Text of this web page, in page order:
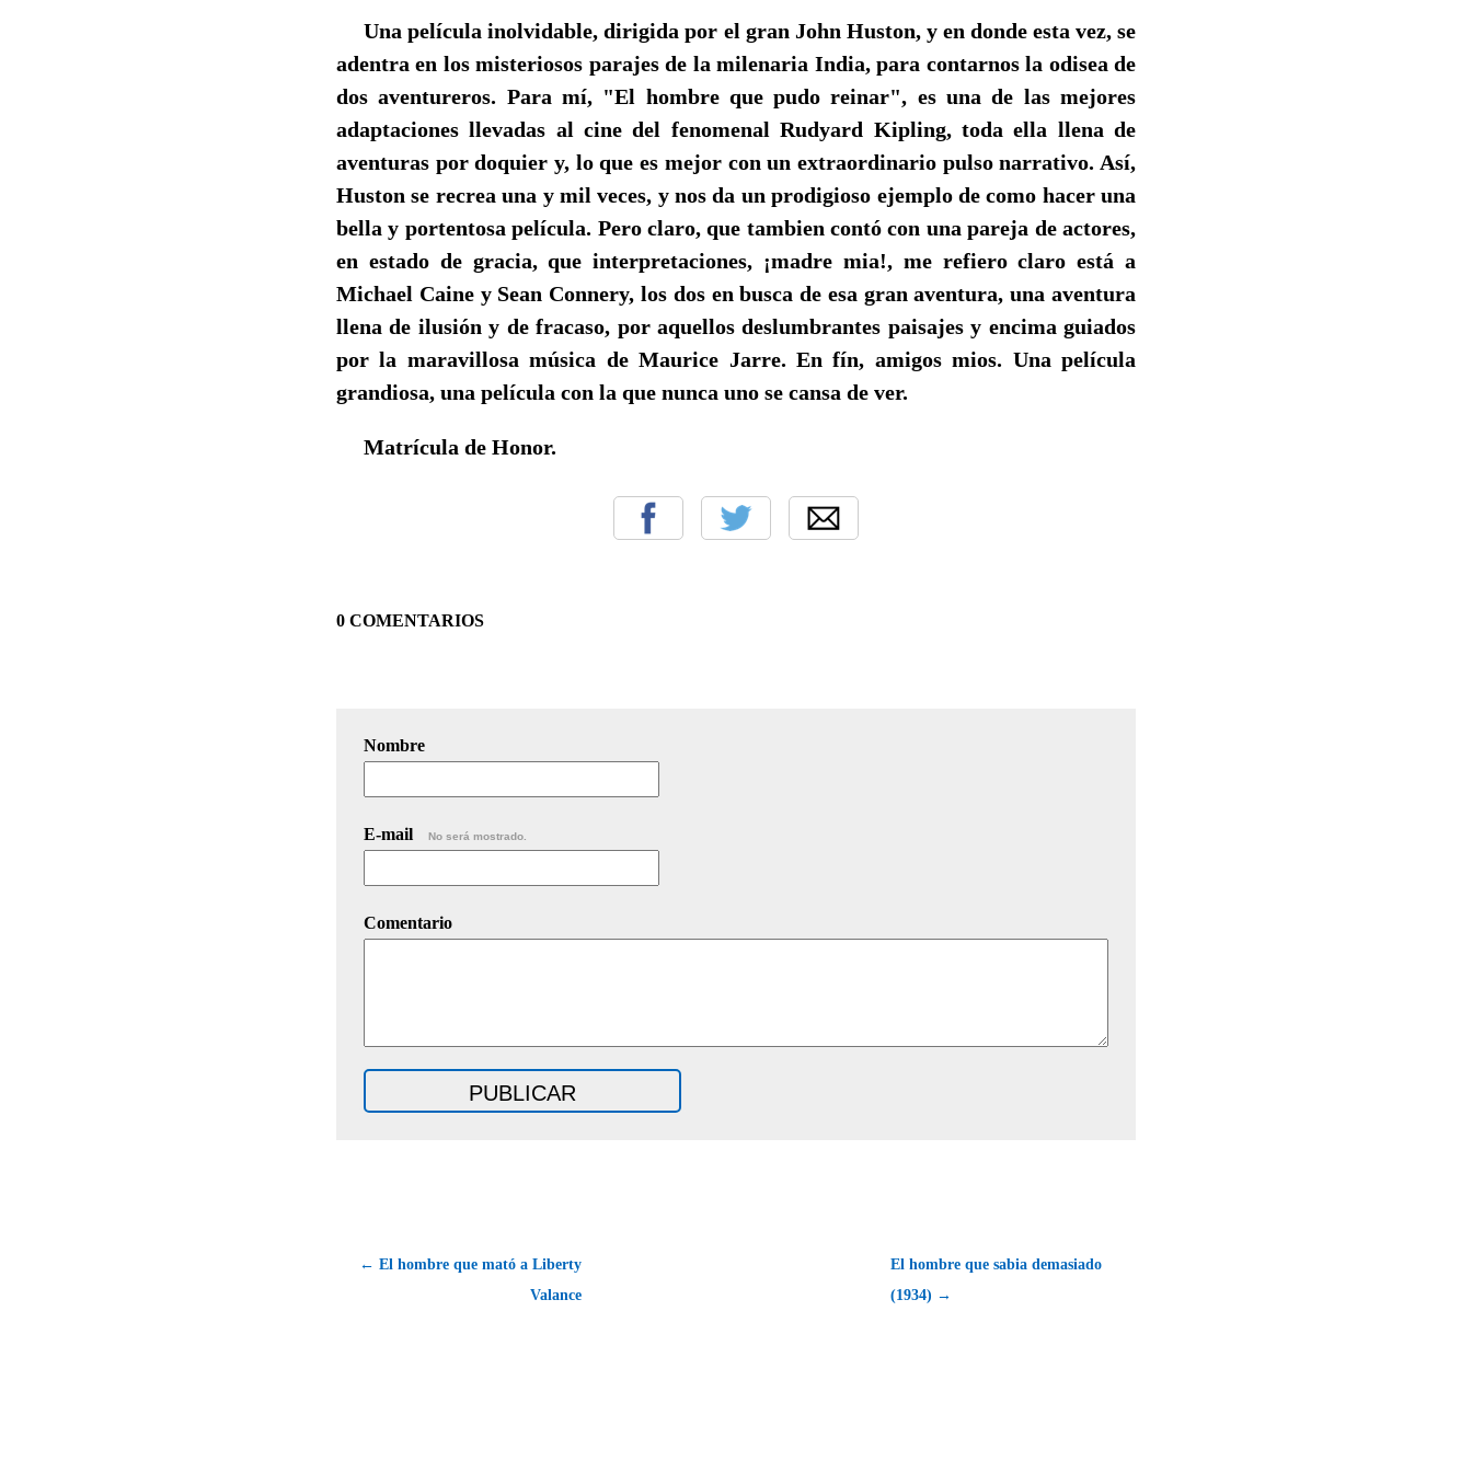
Una película inolvidable, dirigida por el gran John Huston, y en donde esta vez, se
adentra en los misteriosos parajes de la milenaria India, para contarnos la odisea de
dos aventureros. Para mí, "El hombre que pudo reinar", es una de las mejores
adaptaciones llevadas al cine del fenomenal Rudyard Kipling, toda ella llena de
aventuras por doquier y, lo que es mejor con un extraordinario pulso narrativo. Así,
Huston se recrea una y mil veces, y nos da un prodigioso ejemplo de como hacer una
bella y portentosa película. Pero claro, que tambien contó con una pareja de actores,
en estado de gracia, que interpretaciones, ¡madre mia!, me refiero claro está a
Michael Caine y Sean Connery, los dos en busca de esa gran aventura, una aventura
llena de ilusión y de fracaso, por aquellos deslumbrantes paisajes y encima guiados
por la maravillosa música de Maurice Jarre. En fín, amigos mios. Una película
grandiosa, una película con la que nunca uno se cansa de ver.
Matrícula de Honor.
0 COMENTARIOS
Nombre
E-mail No será mostrado.
Comentario
← El hombre que mató a Liberty
Valance
El hombre que sabia demasiado
(1934) →